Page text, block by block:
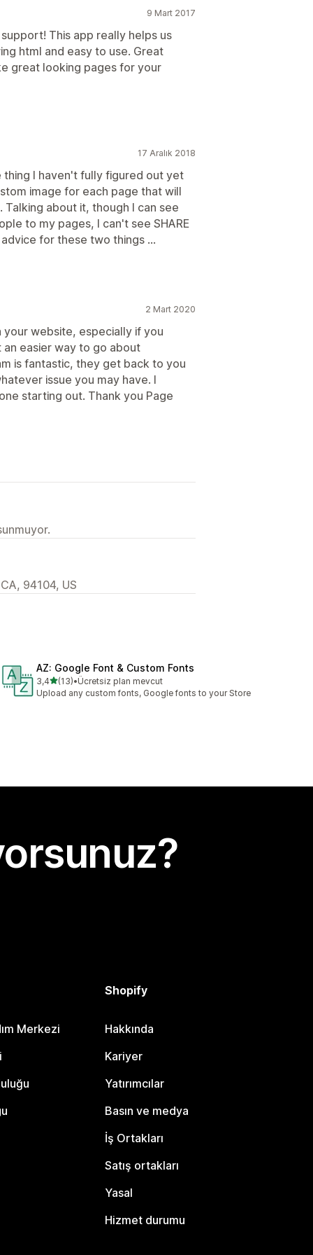
9 Mart 2017
This app really helps us
html and easy to use. Great
great looking pages for your
17 Aralık 2018
thing I haven't fully figured out yet
image for each page that will
Talking about it, though I can see
to my pages, I can't see SHARE
for these two things ...
2 Mart 2020
website, especially if you
easier way to go about
is fantastic, they get back to you
issue you may have. I
starting out. Thank you Page
94104, US
AZ: Google Font & Custom Fonts
3,45 yıldız üzerinden
(13)
toplam 13 değerlendirme
•Ücretsiz plan mevcut
Upload any custom fonts, Google fonts to your Store
Merkezi
Shopify
Hakkında
Kariyer
Yatırımcılar
Basın ve medya
İş Ortakları
Satış ortakları
Yasal
Hizmet durumu